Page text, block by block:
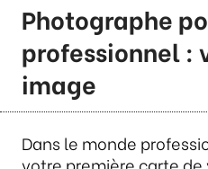
Photographe
professionnel :
image
Dans le monde
votre première carte de